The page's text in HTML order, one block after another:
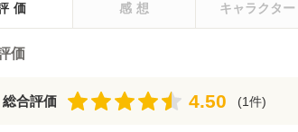
価 感想 キャラクター
価
総合評価 4.50
4.50 (1件)